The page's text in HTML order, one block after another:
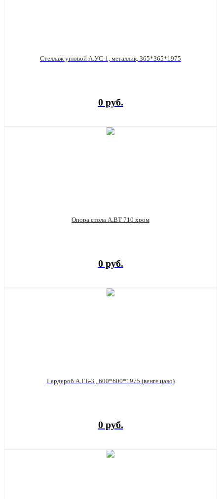
Стеллаж угловой А.УС-1, металлик, 365*365*1975
0 руб.
Опора стола А.ВТ 710 хром
0 руб.
Гардероб А.ГБ-3 , 600*600*1975 (венге цаво)
0 руб.